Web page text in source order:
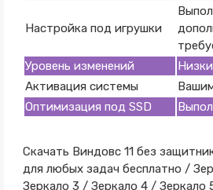
Настройка под игрушки
Уровень изменений
Активация системы
Оптимизация под SSD
Скачать Виндовс 11 без
для любых задач бесплатно /
Зеркало 3 / Зеркало 4 / Зеркало